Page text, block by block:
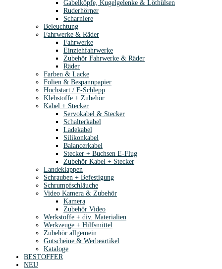
Gabelköpfe, Kugelgelenke & Löthülsen
Ruderhörner
Scharniere
Beleuchtung
Fahrwerke & Räder
Fahrwerke
Einziehfahrwerke
Zubehör Fahrwerke & Räder
Räder
Farben & Lacke
Folien & Bespannpapier
Hochstart / F-Schlepp
Klebstoffe + Zubehör
Kabel + Stecker
Servokabel & Stecker
Schalterkabel
Ladekabel
Silikonkabel
Balancerkabel
Stecker + Buchsen E-Flug
Zubehör Kabel + Stecker
Landeklappen
Schrauben + Befestigung
Schrumpfschläuche
Video Kamera & Zubehör
Kamera
Zubehör Video
Werkstoffe + div. Materialien
Werkzeuge + Hilfsmittel
Zubehör allgemein
Gutscheine & Werbeartikel
Kataloge
BESTOFFER
NEU